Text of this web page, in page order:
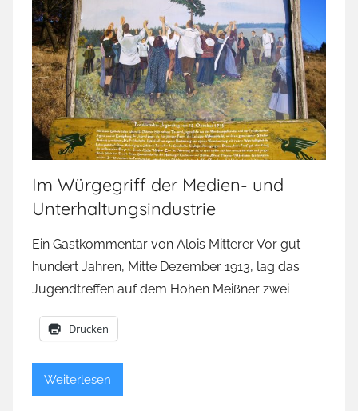
Im Würgegriff der Medien- und
Unterhaltungsindustrie
Ein Gastkommentar von Alois Mitterer Vor gut
hundert Jahren, Mitte Dezember 1913, lag das
Jugendtreffen auf dem Hohen Meißner zwei
Drucken
Weiterlesen